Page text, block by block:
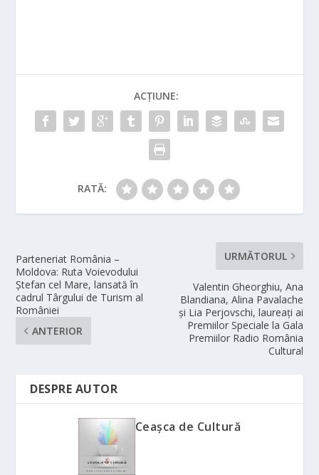
ACȚIUNE:
RATĂ:
Parteneriat România –
Moldova: Ruta Voievodului
Ștefan cel Mare, lansată în
cadrul Târgului de Turism al
României
ANTERIOR
URMĂTORUL
Valentin Gheorghiu, Ana
Blandiana, Alina Pavalache
și Lia Perjovschi, laureați ai
Premiilor Speciale la Gala
Premiilor Radio România
Cultural
DESPRE AUTOR
Ceașca de Cultură